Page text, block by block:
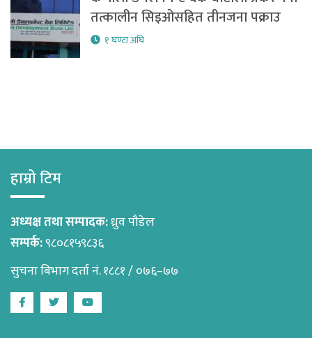
तत्कालीन सिइओसहित तीनजना पक्राउ
१ घण्टा अघि
हाम्रो टिम
अध्यक्ष तथा सम्पादक:ध्रुव पौडेल
सम्पर्क:९८०८१५९८३६
सुचना बिभाग दर्ता नं. १८८१ / ०७६–७७
FacebookTwitterYoutube